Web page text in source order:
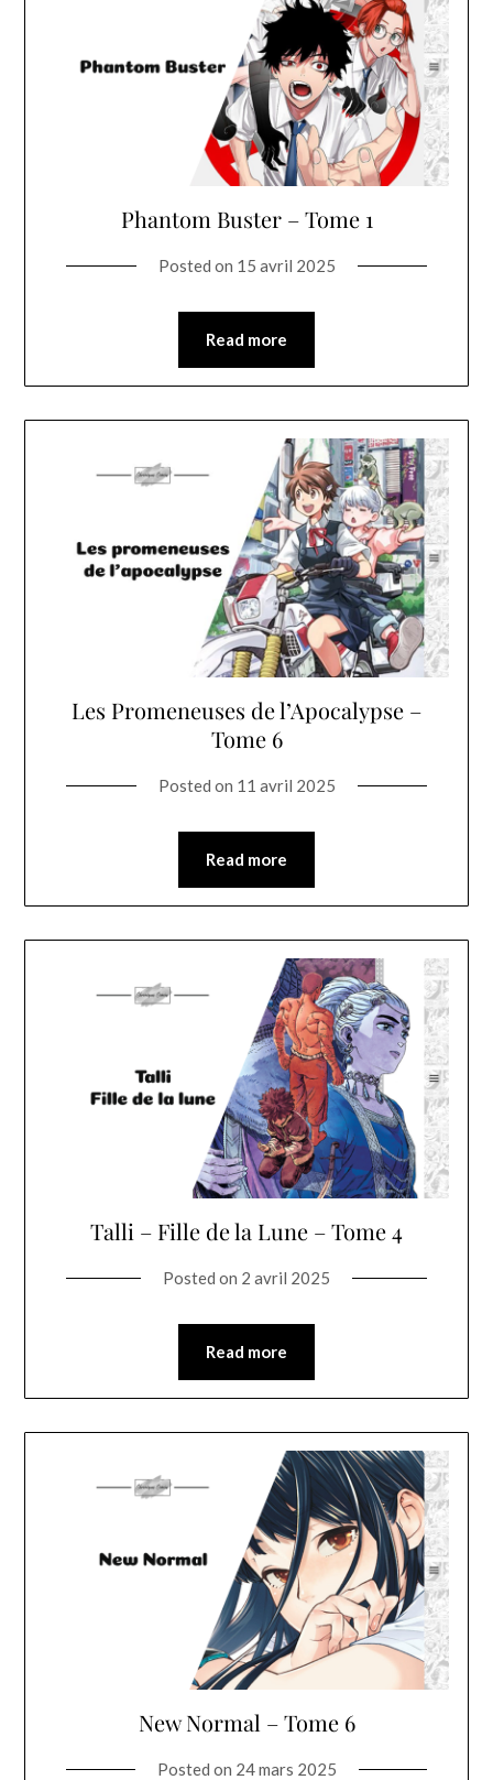
Phantom Buster – Tome 1
Posted on 15 avril 2025
Read more
Les Promeneuses de l’Apocalypse –
Tome 6
Posted on 11 avril 2025
Read more
Talli – Fille de la Lune – Tome 4
Posted on 2 avril 2025
Read more
New Normal – Tome 6
Posted on 24 mars 2025